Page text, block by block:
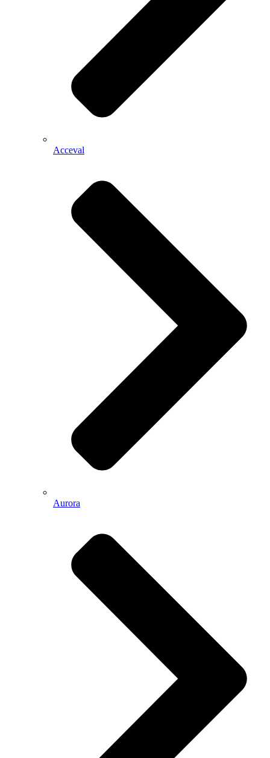
Acceval
Aurora